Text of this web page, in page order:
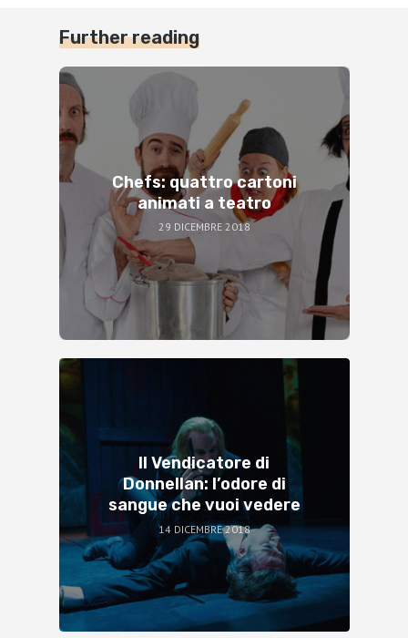
Further reading
Chefs: quattro cartoni
animati a teatro
29 DICEMBRE 2018
Il Vendicatore di
Donnellan: l’odore di
sangue che vuoi vedere
14 DICEMBRE 2018